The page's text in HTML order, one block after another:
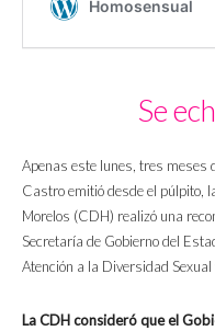
Se
Apenas este lunes, tres meses
Castro emitió desde el púlpito,
Morelos (CDH) realizó una
Secretaría de Gobierno del
Atención a la Diversidad
La CDH consideró que el